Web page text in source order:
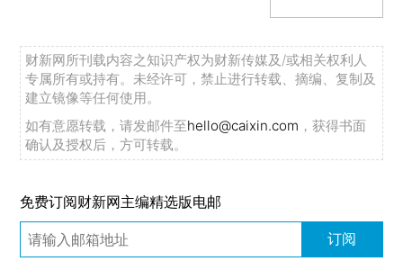
财新网所刊载内容之知识产权为财新传媒及/或相关权利人
专属所有或持有。未经许可，禁止进行转载、摘编、复制及
建立镜像等任何使用。
如有意愿转载，请发邮件至hello@caixin.com ，获得书面
确认及授权后，方可转载。
免费订阅财新网主编精选版电邮
订阅